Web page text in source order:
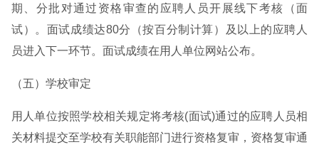
期、分批对通过资格审查的应聘人员开展线下考核（面
试）。面试成绩达80分（按百分制计算）及以上的应聘人
员进入下一环节。面试成绩在用人单位网站公布。
（五）学校审定
用人单位按照学校相关规定将考核(面试)通过的应聘人员相
关材料提交至学校有关职能部门进行资格复审，资格复审通